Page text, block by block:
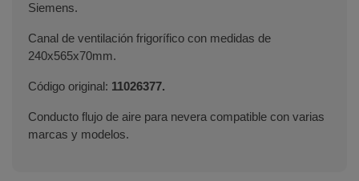
Siemens.
Canal de ventilación frigorífico con medidas de
240x565x70mm.
Código original: 11026377.
Conducto flujo de aire para nevera compatible con varias
marcas y modelos.